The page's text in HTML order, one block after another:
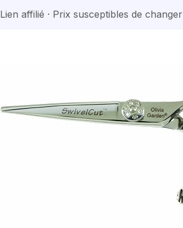
Lien affilié · Prix susceptibles de changer